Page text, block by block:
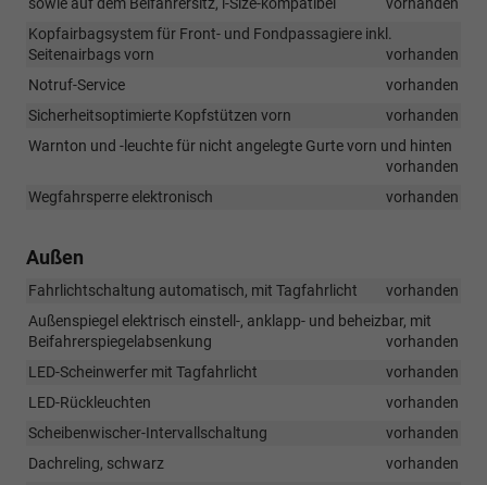
Kopfairbagsystem für Front- und Fondpassagiere inkl.
Seitenairbags vorn
vorhanden
Notruf-Service
vorhanden
Sicherheitsoptimierte Kopfstützen vorn
vorhanden
Warnton und -leuchte für nicht angelegte Gurte vorn und hinten
vorhanden
Wegfahrsperre elektronisch
vorhanden
Außen
Fahrlichtschaltung automatisch, mit Tagfahrlicht
vorhanden
Außenspiegel elektrisch einstell-, anklapp- und beheizbar, mit
Beifahrerspiegelabsenkung
vorhanden
LED-Scheinwerfer mit Tagfahrlicht
vorhanden
LED-Rückleuchten
vorhanden
Scheibenwischer-Intervallschaltung
vorhanden
Dachreling, schwarz
vorhanden